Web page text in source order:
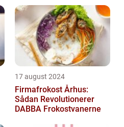
17 august 2024
Firmafrokost Århus:
Sådan Revolutionerer
DABBA Frokostvanerne